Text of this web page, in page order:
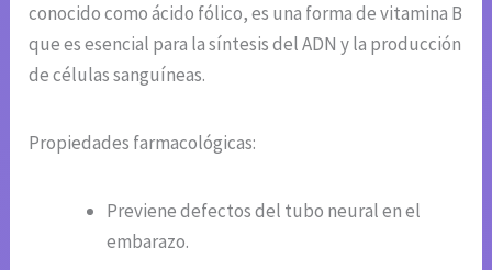
conocido como ácido fólico, es una forma de vitamina B
que es esencial para la síntesis del ADN y la producción
de células sanguíneas.
Propiedades farmacológicas:
Previene defectos del tubo neural en el
embarazo.